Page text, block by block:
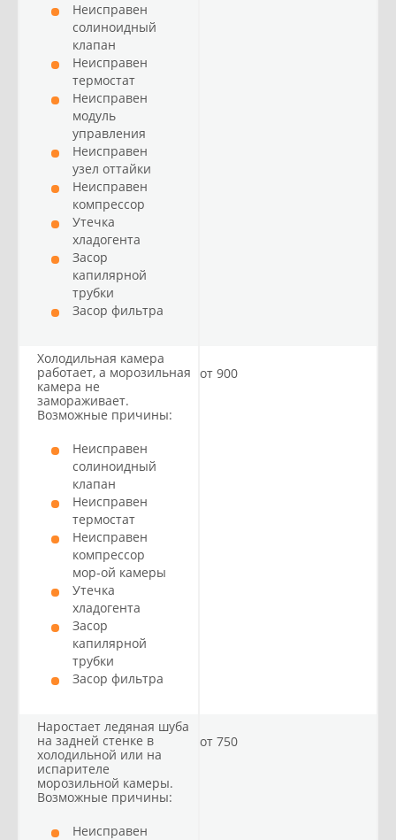
Неисправен
солиноидный
клапан
Неисправен
термостат
Неисправен
модуль
управления
Неисправен
узел оттайки
Неисправен
компрессор
Утечка
хладогента
Засор
капилярной
трубки
Засор фильтра
Холодильная камера
работает, а морозильная
камера не
замораживает.
Возможные причины:
Неисправен
солиноидный
клапан
Неисправен
термостат
Неисправен
компрессор
мор-ой камеры
Утечка
хладогента
Засор
капилярной
трубки
Засор фильтра
от 900
Наростает ледяная шуба
на задней стенке в
холодильной или на
испарителе
морозильной камеры.
Возможные причины:
Неисправен
от 750